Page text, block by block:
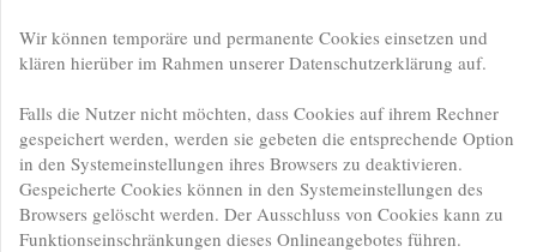
Wir können temporäre und permanente Cookies einsetzen und
klären hierüber im Rahmen unserer Datenschutzerklärung auf.
Falls die Nutzer nicht möchten, dass Cookies auf ihrem Rechner
gespeichert werden, werden sie gebeten die entsprechende Option
in den Systemeinstellungen ihres Browsers zu deaktivieren.
Gespeicherte Cookies können in den Systemeinstellungen des
Browsers gelöscht werden. Der Ausschluss von Cookies kann zu
Funktionseinschränkungen dieses Onlineangebotes führen.